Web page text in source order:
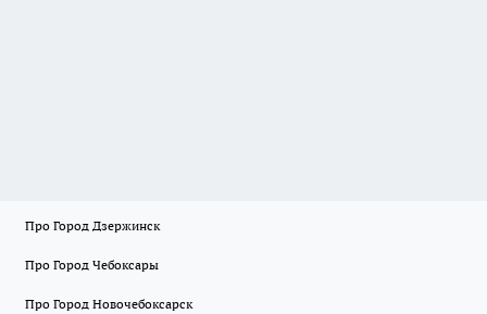
Про Город Дзержинск
Про Город Чебоксары
Про Город Новочебоксарск